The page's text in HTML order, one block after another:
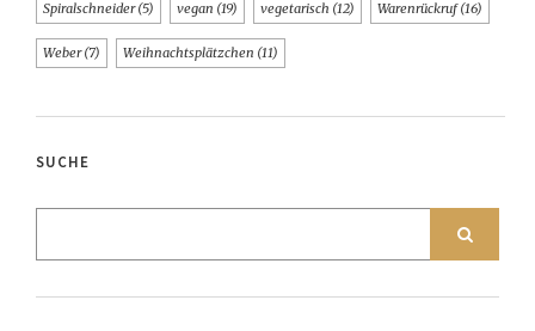
Spiralschneider(5) vegan (19) vegetarisch (12) Warenrückruf(16)
Weber(7) Weihnachtsplätzchen (11)
SUCHE